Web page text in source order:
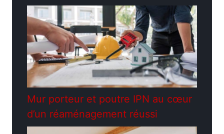
Mur porteur et poutre IPN au cœur
d’un réaménagement réussi